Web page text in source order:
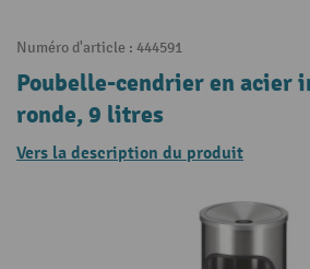
Numéro d'article : 444591
Poubelle-cendrier en acier
ronde, 9 litres
Vers la description du produit